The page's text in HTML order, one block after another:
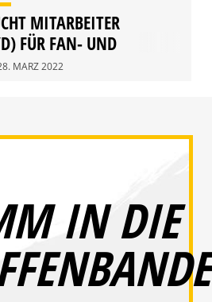
MITARBEITER
FÜR FAN- UND
MÄRZ 2022
IN DIE